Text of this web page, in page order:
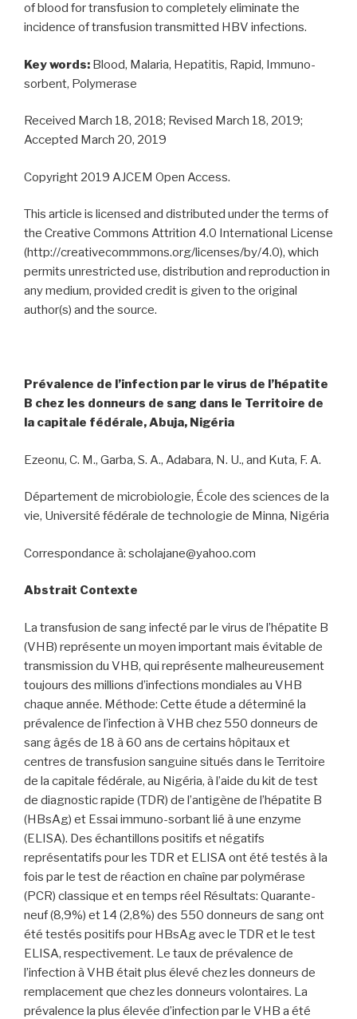
of blood for transfusion to completely eliminate the
incidence of transfusion transmitted HBV infections.
Key words: Blood, Malaria, Hepatitis, Rapid, Immuno-
sorbent, Polymerase
Received March 18, 2018; Revised March 18, 2019;
Accepted March 20, 2019
Copyright 2019 AJCEM Open Access.
This article is licensed and distributed under the terms of
the Creative Commons Attrition 4.0 International License
(http://creativecommmons.org/licenses/by/4.0), which
permits unrestricted use, distribution and reproduction in
any medium, provided credit is given to the original
author(s) and the source.
Prévalence de l’infection par le virus de l’hépatite
B chez les donneurs de sang dans le Territoire de
la capitale fédérale, Abuja, Nigéria
Ezeonu, C. M., Garba, S. A., Adabara, N. U., and Kuta, F. A.
Département de microbiologie, École des sciences de la
vie, Université fédérale de technologie de Minna, Nigéria
Correspondance à: scholajane@yahoo.com
Abstrait Contexte
La transfusion de sang infecté par le virus de l’hépatite B
(VHB) représente un moyen important mais évitable de
transmission du VHB, qui représente malheureusement
toujours des millions d’infections mondiales au VHB
chaque année. Méthode: Cette étude a déterminé la
prévalence de l’infection à VHB chez 550 donneurs de
sang âgés de 18 à 60 ans de certains hôpitaux et
centres de transfusion sanguine situés dans le Territoire
de la capitale fédérale, au Nigéria, à l’aide du kit de test
de diagnostic rapide (TDR) de l’antigène de l’hépatite B
(HBsAg) et Essai immuno-sorbant lié à une enzyme
(ELISA). Des échantillons positifs et négatifs
représentatifs pour les TDR et ELISA ont été testés à la
fois par le test de réaction en chaîne par polymérase
(PCR) classique et en temps réel Résultats: Quarante-
neuf (8,9%) et 14 (2,8%) des 550 donneurs de sang ont
été testés positifs pour HBsAg avec le TDR et le test
ELISA, respectivement. Le taux de prévalence de
l’infection à VHB était plus élevé chez les donneurs de
remplacement que chez les donneurs volontaires. La
prévalence la plus élevée d’infection par le VHB a été